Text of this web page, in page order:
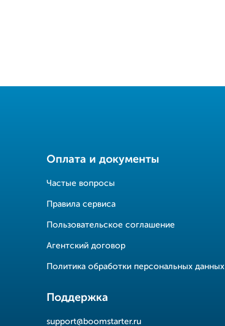
Оплата и документы
Частые вопросы
Правила сервиса
Пользовательское соглашение
Агентский договор
Политика обработки персональных данных
Поддержка
support@boomstarter.ru